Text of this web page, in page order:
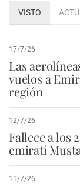
VISTO
17/7/26
Las
vuelos a
región
12/7/26
Fallece a los
emiratí
11/7/26